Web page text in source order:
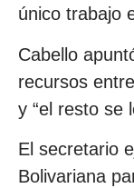
único trabajo
Cabello
recursos
y “el resto se
El secretario
Bolivariana